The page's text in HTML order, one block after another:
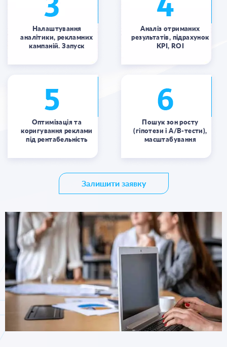
Налаштування
аналітики, рекламних
кампаній. Запуск
Аналіз отриманих
результатів, підрахунок
KPI, ROI
Оптимізація та
коригування реклами
під рентабельність
Пошук зон росту
(гіпотези і А/В-тести),
масштабування
Залишити заявку